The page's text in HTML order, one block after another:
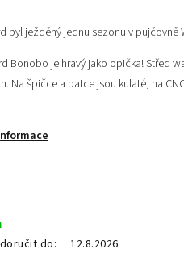
byl ježděný jednu sezonu v pujčovně
Bonobo je hravý jako opička!Střed
Na špičce a patce jsou kulaté, na
do: 12.8.2026